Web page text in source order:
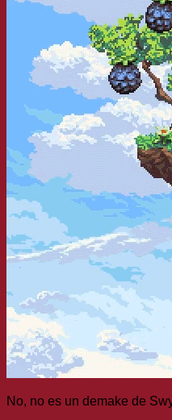
No, no es un demake de